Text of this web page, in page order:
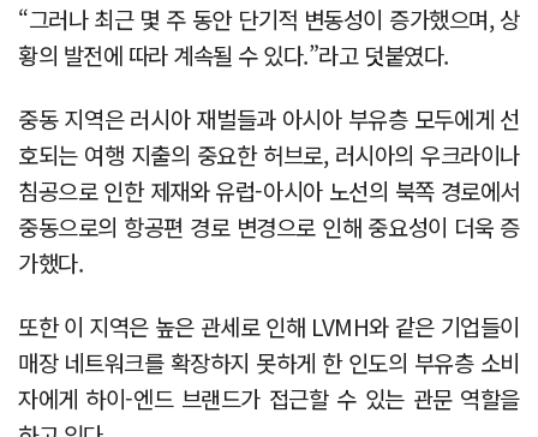
“그러나 최근 몇 주 동안 단기적 변동성이 증가했으며, 상
황의 발전에 따라 계속될 수 있다.”라고 덧붙였다.
중동 지역은 러시아 재벌들과 아시아 부유층 모두에게 선
호되는 여행 지출의 중요한 허브로, 러시아의 우크라이나
침공으로 인한 제재와 유럽-아시아 노선의 북쪽 경로에서
중동으로의 항공편 경로 변경으로 인해 중요성이 더욱 증
가했다.
또한 이 지역은 높은 관세로 인해 LVMH와 같은 기업들이
매장 네트워크를 확장하지 못하게 한 인도의 부유층 소비
자에게 하이-엔드 브랜드가 접근할 수 있는 관문 역할을